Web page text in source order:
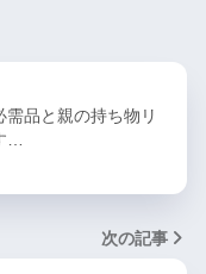
品と親の持ち物リ
…
次の記事